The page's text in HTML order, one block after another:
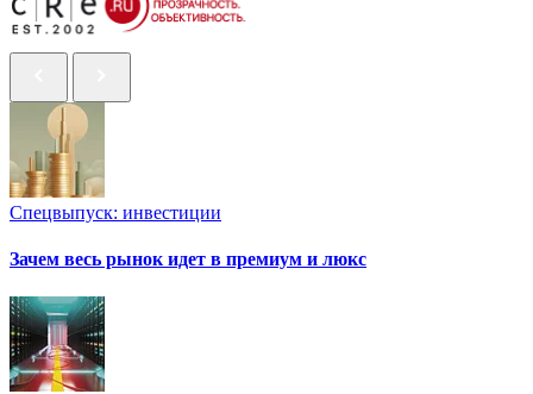
Спецвыпуск: инвестиции
Зачем весь рынок идет в премиум и люкс